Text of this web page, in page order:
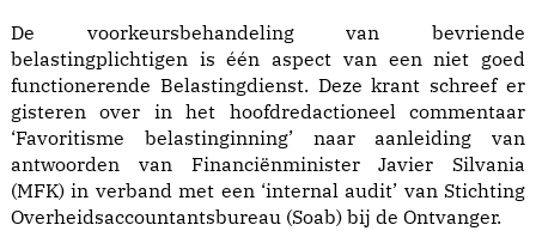
De voorkeursbehandeling van bevriende
belastingplichtigen is één aspect van een niet goed
functionerende Belastingdienst. Deze krant schreef er
gisteren over in het hoofdredactioneel commentaar
‘Favoritisme belastinginning’ naar aanleiding van
antwoorden van Financiënminister Javier Silvania
(MFK) in verband met een ‘internal audit’ van Stichting
Overheidsaccountantsbureau (Soab) bij de Ontvanger.